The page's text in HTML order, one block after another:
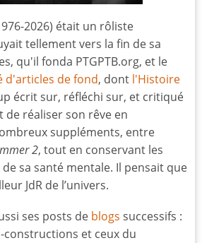
2026) était un rôliste
tellement vers la fin de sa
qu'il fonda PTGPTB.org, et le
d'articles de fond, dont l'Histoire
écrit sur, réfléchi sur, et critiqué
de réaliser son rêve en
suppléments, entre
2, tout en conservant les
sa santé mentale. Il pensait que
JdR de l’univers.
ses posts de blogs successifs :
constructions et ceux du